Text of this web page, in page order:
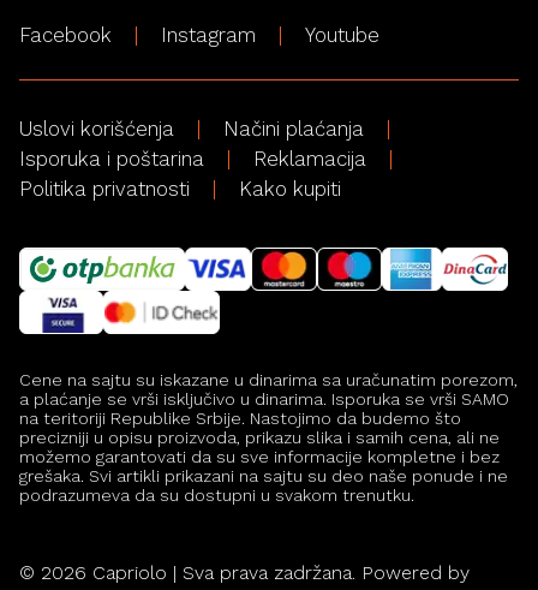
Facebook Instagram Youtube
Uslovi korišćenja
Načini plaćanja
Isporuka i poštarina
Reklamacija
Politika privatnosti
Kako kupiti
Cene na sajtu su iskazane u dinarima sa uračunatim porezom,
a plaćanje se vrši isključivo u dinarima. Isporuka se vrši SAMO
na teritoriji Republike Srbije. Nastojimo da budemo što
precizniji u opisu proizvoda, prikazu slika i samih cena, ali ne
možemo garantovati da su sve informacije kompletne i bez
grešaka. Svi artikli prikazani na sajtu su deo naše ponude i ne
podrazumeva da su dostupni u svakom trenutku.
© 2026 Capriolo | Sva prava zadržana. Powered by